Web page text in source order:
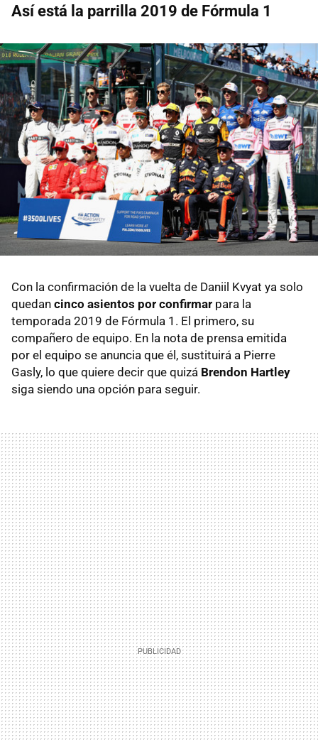
Así está la parrilla 2019 de Fórmula 1
Con la confirmación de la vuelta de Daniil Kvyat ya solo
quedan cinco asientos por confirmar para la
temporada 2019 de Fórmula 1. El primero, su
compañero de equipo. En la nota de prensa emitida
por el equipo se anuncia que él, sustituirá a Pierre
Gasly, lo que quiere decir que quizá Brendon Hartley
siga siendo una opción para seguir.